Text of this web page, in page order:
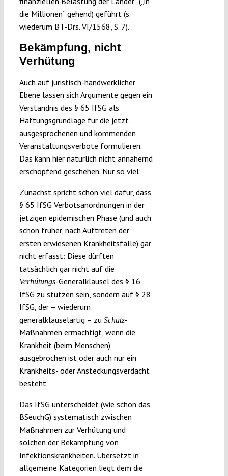
die Millionen“ gehend) geführt (s.
wiederum BT-Drs. VI/1568, S. 7).
Bekämpfung, nicht
Verhütung
Auch auf juristisch-handwerklicher
Ebene lassen sich Argumente gegen ein
Verständnis des § 65 IfSG als
Haftungsgrundlage für die jetzt
ausgesprochenen und kommenden
Veranstaltungsverbote formulieren.
Das kann hier natürlich nicht annähernd
erschöpfend geschehen. Nur so viel:
Zunächst spricht schon viel dafür, dass
§ 65 IfSG Verbotsanordnungen in der
jetzigen epidemischen Phase (und auch
schon früher, nach Auftreten der
ersten erwiesenen Krankheitsfälle) gar
nicht erfasst: Diese dürften
tatsächlich gar nicht auf die
Verhütungs-Generalklausel des § 16
IfSG zu stützen sein, sondern auf § 28
IfSG, der – wiederum
generalklauselartig – zu Schutz-
Maßnahmen ermächtigt, wenn die
Krankheit (beim Menschen)
ausgebrochen ist oder auch nur ein
Krankheits- oder Ansteckungsverdacht
besteht.
Das IfSG unterscheidet (wie schon das
BSeuchG) systematisch zwischen
Maßnahmen zur Verhütung und
solchen der Bekämpfung von
Infektionskrankheiten. Übersetzt in
allgemeine Kategorien liegt dem die